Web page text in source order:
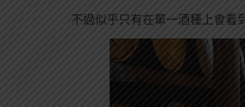
不過似乎只有在單一酒種上會看